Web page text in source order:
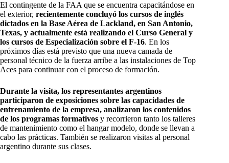
El contingente de la FAA que se encuentra capacitándose en
el exterior, recientemente concluyó los cursos de inglés
dictados en la Base Aérea de Lackland, en San Antonio,
Texas, y actualmente está realizando el Curso General y
los cursos de Especialización sobre el F-16. En los
próximos días está previsto que una nueva camada de
personal técnico de la fuerza arribe a las instalaciones de Top
Aces para continuar con el proceso de formación.
Durante la visita, los representantes argentinos
participaron de exposiciones sobre las capacidades de
entrenamiento de la empresa, analizaron los contenidos
de los programas formativos y recorrieron tanto los talleres
de mantenimiento como el hangar modelo, donde se llevan a
cabo las prácticas. También se realizaron visitas al personal
argentino durante sus clases.